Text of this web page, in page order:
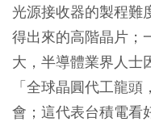
光源接收器的製程難
得出來的高階晶片；
大，半導體業界人士
「全球晶圓代工龍
會；這代表台積電看